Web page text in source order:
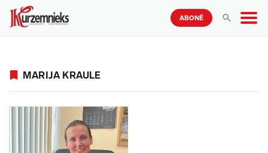
ABONĒ
MARIJA KRAULE